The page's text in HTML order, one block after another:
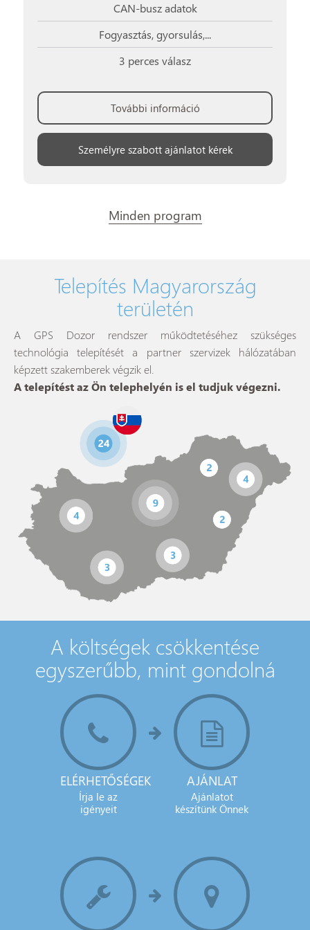
CAN-busz adatok
Fogyasztás, gyorsulás,...
3 perces válasz
További információ
Személyre szabott ajánlatot kérek
Minden program
Telepítés Magyarország
területén
A GPS Dozor rendszer működtetéséhez szükséges
technológia telepítését a partner szervizek hálózatában
képzett szakemberek végzik el.
A telepítést az Ön telephelyén is el tudjuk végezni.
A költségek csökkentése
egyszerűbb, mint gondolná
ELÉRHETŐSÉGEK
Írja le az
igényeit
AJÁNLAT
Ajánlatot
készítünk Önnek